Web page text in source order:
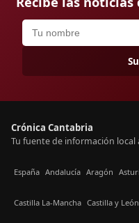
Crónica Cantabria
Tu fuente de información local
España Andalucía Aragón
Castilla La-Mancha Castilla y León